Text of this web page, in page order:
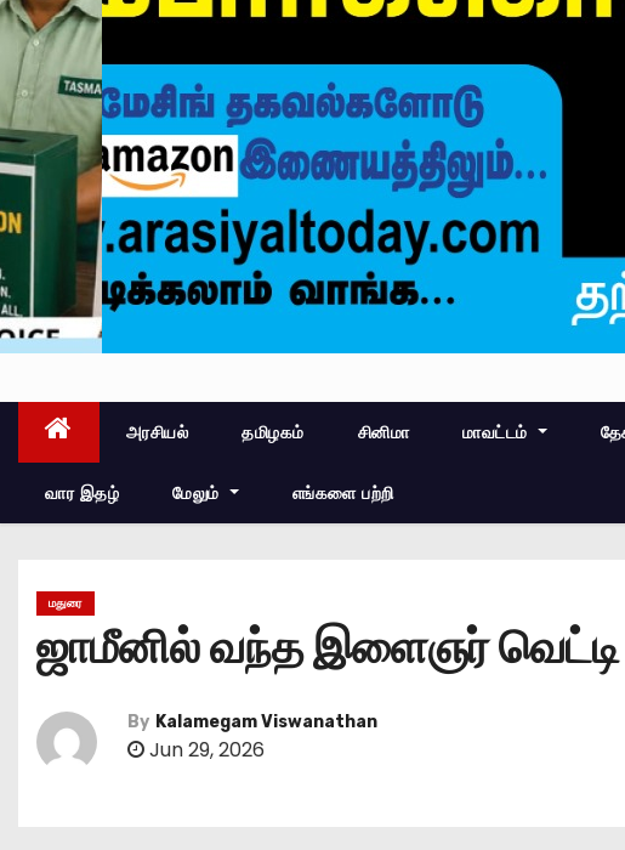
அரசியல் தமிழகம் சினிமா மாவட்டம்
வார இதழ் மேலும் எங்களை பற்றி
மதுரை
ஜாமீனில் வந்த இளைஞர்
By Kalamegam Viswanathan
Jun 29, 2026